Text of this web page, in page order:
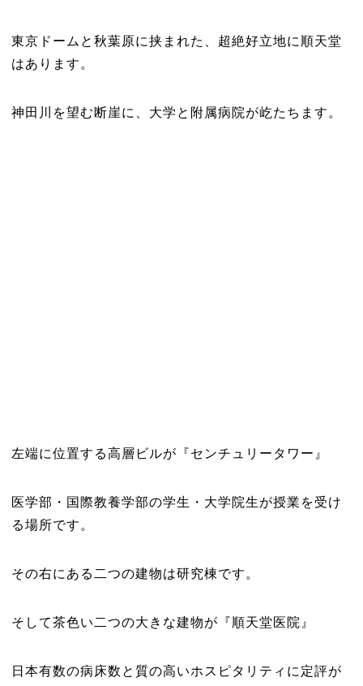
東京ドームと秋葉原に挟まれた、超絶好立地に順天堂
はあります。
神田川を望む断崖に、大学と附属病院が屹たちます。
左端に位置する高層ビルが『センチュリータワー』
医学部・国際教養学部の学生・大学院生が授業を受け
る場所です。
その右にある二つの建物は研究棟です。
そして茶色い二つの大きな建物が『順天堂医院』
日本有数の病床数と質の高いホスピタリティに定評が